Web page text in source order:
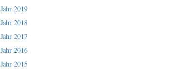
Jahr 2019
Jahr 2018
Jahr 2017
Jahr 2016
Jahr 2015